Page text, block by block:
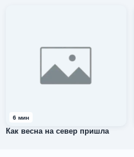
6 мин
Как весна на север пришла